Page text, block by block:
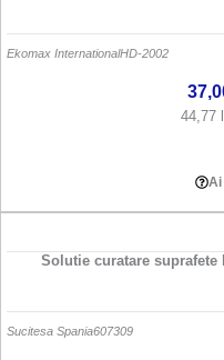
Ekomax InternationalHD-2002
44,77
Ai
Solutie curatare suprafete
Sucitesa Spania607309